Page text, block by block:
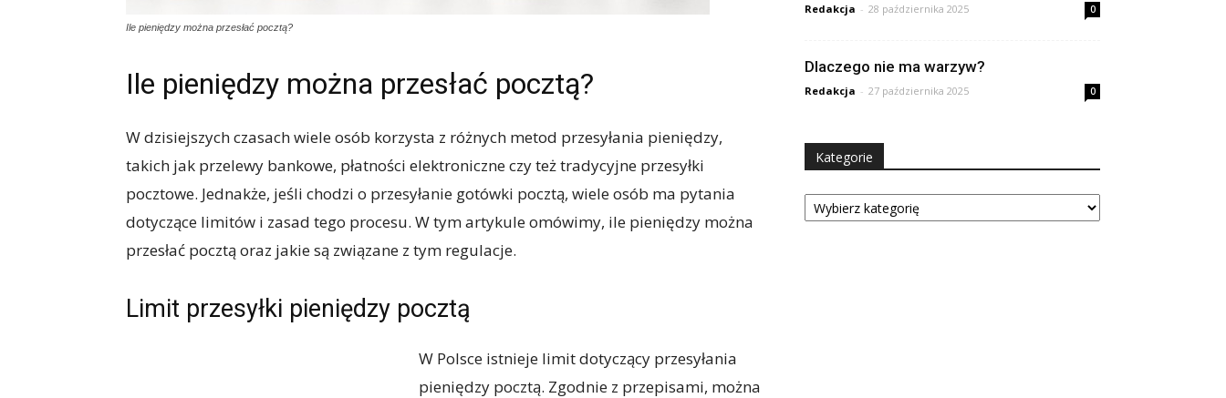
Ile pieniędzy można przesłać pocztą?
Ile pieniędzy można przesłać pocztą?
W dzisiejszych czasach wiele osób korzysta z różnych metod przesyłania pieniędzy,
takich jak przelewy bankowe, płatności elektroniczne czy też tradycyjne przesyłki
pocztowe. Jednakże, jeśli chodzi o przesyłanie gotówki pocztą, wiele osób ma pytania
dotyczące limitów i zasad tego procesu. W tym artykule omówimy, ile pieniędzy można
przesłać pocztą oraz jakie są związane z tym regulacje.
Limit przesyłki pieniędzy pocztą
W Polsce istnieje limit dotyczący przesyłania
pieniędzy pocztą. Zgodnie z przepisami, można
Redakcja - 28 października 2025 0
Dlaczego nie ma warzyw?
Redakcja - 27 października 2025 0
Kategorie
Kategorie